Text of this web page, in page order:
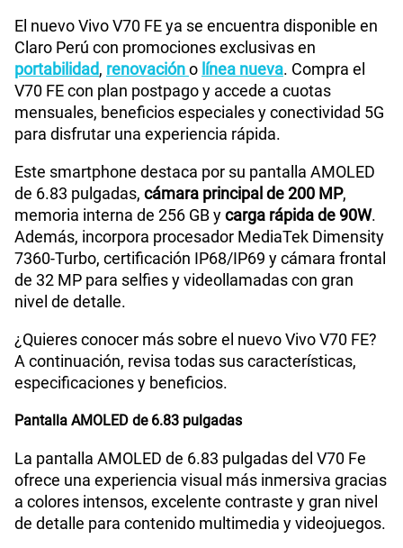
Ver más planes
El nuevo Vivo V70 FE ya se encuentra disponible en
Claro Perú con promociones exclusivas en
portabilidad, renovacióno línea nueva. Compra el
V70 FE con plan postpago y accede a cuotas
mensuales, beneficios especiales y conectividad 5G
para disfrutar una experiencia rápida.
Este smartphone destaca por su pantalla AMOLED
de 6.83 pulgadas, cámara principal de 200 MP,
memoria interna de 256 GB ycarga rápida de 90W.
Además, incorpora procesador MediaTek Dimensity
7360-Turbo, certificación IP68/IP69 y cámara frontal
de 32 MP para selfies y videollamadas con gran
nivel de detalle.
¿Quieres conocer más sobre el nuevo Vivo V70 FE?
A continuación, revisa todas sus características,
especificaciones y beneficios.
Pantalla AMOLED de 6.83 pulgadas
La pantalla AMOLED de 6.83 pulgadas del V70 Fe
ofrece una experiencia visual más inmersiva gracias
a colores intensos, excelente contraste y gran nivel
de detalle para contenido multimedia y videojuegos.